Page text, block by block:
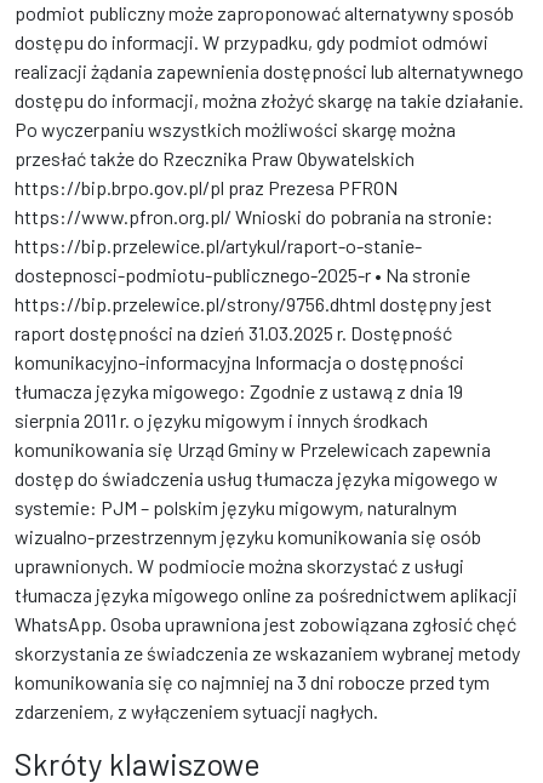
podmiot publiczny może zaproponować alternatywny sposób
dostępu do informacji. W przypadku, gdy podmiot odmówi
realizacji żądania zapewnienia dostępności lub alternatywnego
dostępu do informacji, można złożyć skargę na takie działanie.
Po wyczerpaniu wszystkich możliwości skargę można
przesłać także do Rzecznika Praw Obywatelskich
https://bip.brpo.gov.pl/pl praz Prezesa PFRON
https://www.pfron.org.pl/ Wnioski do pobrania na stronie:
https://bip.przelewice.pl/artykul/raport-o-stanie-
dostepnosci-podmiotu-publicznego-2025-r • Na stronie
https://bip.przelewice.pl/strony/9756.dhtml dostępny jest
raport dostępności na dzień 31.03.2025 r. Dostępność
komunikacyjno-informacyjna Informacja o dostępności
tłumacza języka migowego: Zgodnie z ustawą z dnia 19
sierpnia 2011 r. o języku migowym i innych środkach
komunikowania się Urząd Gminy w Przelewicach zapewnia
dostęp do świadczenia usług tłumacza języka migowego w
systemie: PJM – polskim języku migowym, naturalnym
wizualno-przestrzennym języku komunikowania się osób
uprawnionych. W podmiocie można skorzystać z usługi
tłumacza języka migowego online za pośrednictwem aplikacji
WhatsApp. Osoba uprawniona jest zobowiązana zgłosić chęć
skorzystania ze świadczenia ze wskazaniem wybranej metody
komunikowania się co najmniej na 3 dni robocze przed tym
zdarzeniem, z wyłączeniem sytuacji nagłych.
Skróty klawiszowe